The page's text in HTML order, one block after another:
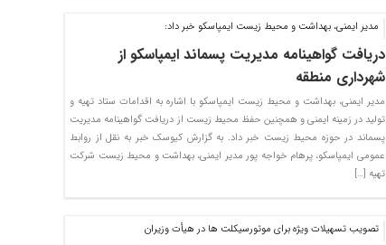
مدیر ایمنی، بهداشت و محیط زیست ایمپاسکو خبر داد:
دریافت گواهینامه مدیریت پسماند ایمپاسکو از
شهرداری منطقه
مدیر ایمنی، بهداشت و محیط زیست ایمپاسکو با اشاره به اقدامات ستاد تهیه و
تولید در زمینه ایمنی و همچنین حفظ محیط زیست از دریافت گواهینامه مدیریت
پسماند در حوزه محیط زیست خبر داد. به گزارش کیوسک خبر به نقل از روابط
عمومی ایمپاسکو، پرهام خواجه پور مدیر ایمنی، بهداشت و محیط زیست شرکت
تهیه […]
تصویب تسهیلات ویژه برای موتورسیكلت ها در هیأت وزیران